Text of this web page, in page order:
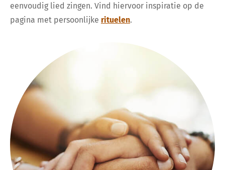
eenvoudig lied zingen. Vind hiervoor inspiratie op de
pagina met persoonlijke rituelen.